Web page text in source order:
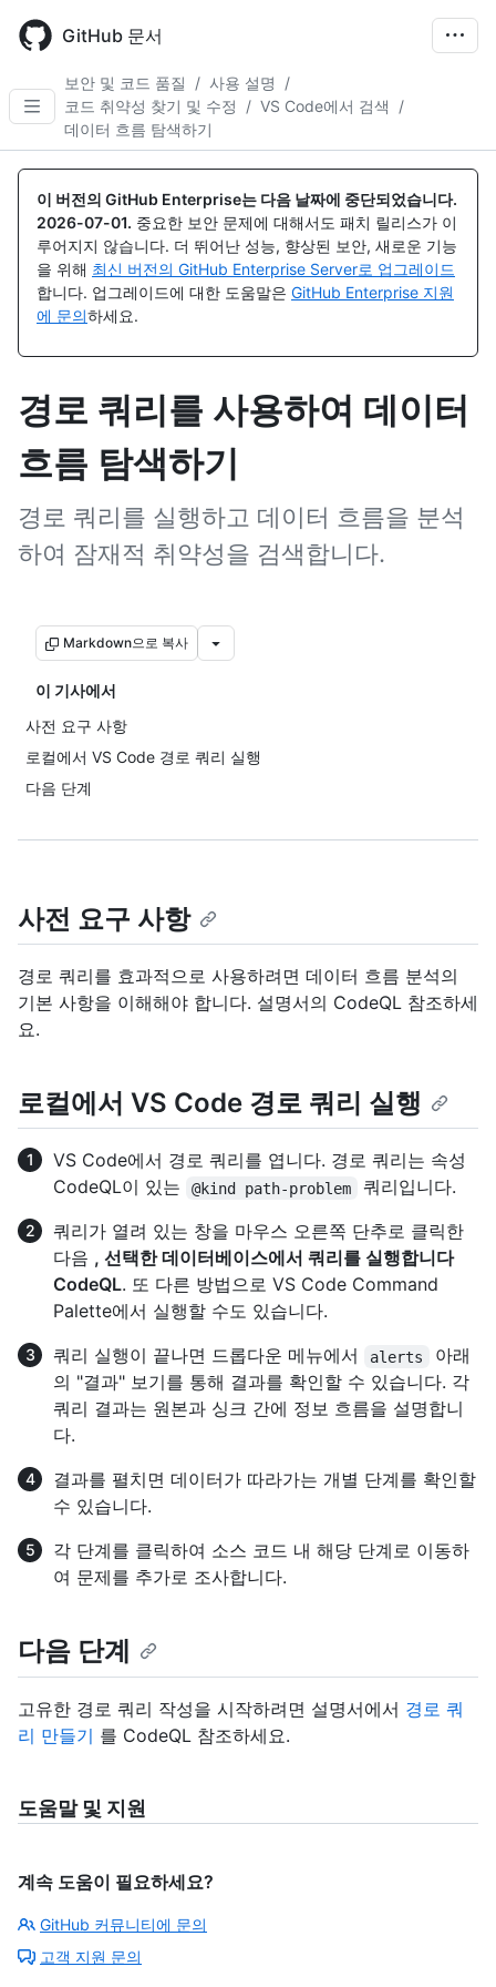
main
GitHub 문서
보안 및 코드 품질 / 사용 설명
/
코드 취약성 찾기 및 수정
/ VS Code에서 검색
/
데이터 흐름 탐색하기
이 버전의 GitHub Enterprise는 다음 날짜에 중단되었습니다.
2026-07-01. 중요한 보안 문제에 대해서도 패치 릴리스가 이
루어지지 않습니다. 더 뛰어난 성능, 향상된 보안, 새로운 기능
을 위해 최신 버전의 GitHub Enterprise Server로 업그레이드
합니다. 업그레이드에 대한 도움말은 GitHub Enterprise 지원
에 문의하세요.
경로 쿼리를 사용하여 데이터
흐름 탐색하기
경로 쿼리를 실행하고 데이터 흐름을 분석
하여 잠재적 취약성을 검색합니다.
Markdown으로 복사
이 기사에서
사전 요구 사항
로컬에서 VS Code 경로 쿼리 실행
다음 단계
사전 요구 사항
경로 쿼리를 효과적으로 사용하려면 데이터 흐름 분석의
기본 사항을 이해해야 합니다. 설명서의 CodeQL 참조하세
요.
로컬에서 VS Code 경로 쿼리 실행
VS Code에서 경로 쿼리를 엽니다. 경로 쿼리는 속성
CodeQL이 있는
@kind path-problem
쿼리입니다.
쿼리가 열려 있는 창을 마우스 오른쪽 단추로 클릭한
다음 , 선택한 데이터베이스에서 쿼리를 실행합니다
CodeQL. 또 다른 방법으로 VS Code Command
Palette에서 실행할 수도 있습니다.
쿼리 실행이 끝나면 드롭다운 메뉴에서
alerts
아래
의 "결과" 보기를 통해 결과를 확인할 수 있습니다. 각
쿼리 결과는 원본과 싱크 간에 정보 흐름을 설명합니
다.
결과를 펼치면 데이터가 따라가는 개별 단계를 확인할
수 있습니다.
각 단계를 클릭하여 소스 코드 내 해당 단계로 이동하
여 문제를 추가로 조사합니다.
다음 단계
고유한 경로 쿼리 작성을 시작하려면 설명서에서 경로 쿼
리 만들기 를 CodeQL 참조하세요.
도움말 및 지원
계속 도움이 필요하세요?
GitHub 커뮤니티에 문의
고객 지원 문의